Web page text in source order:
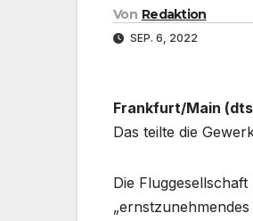
Von Redaktion
SEP. 6, 2022
Frankfurt/Main
Das teilte die
Die